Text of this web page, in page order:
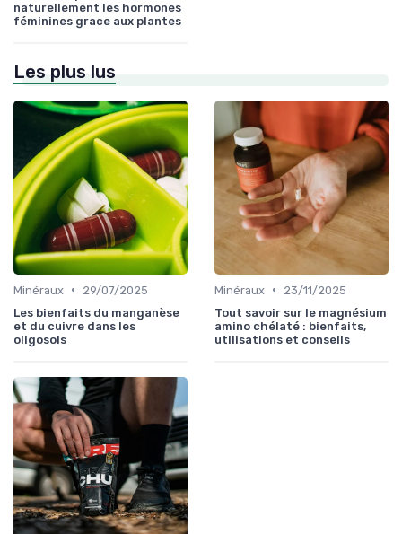
naturellement les hormones
féminines grace aux plantes
Les plus lus
Minéraux •
29/07/2025
Les bienfaits du manganèse
et du cuivre dans les
oligosols
Minéraux •
23/11/2025
Tout savoir sur le magnésium
amino chélaté : bienfaits,
utilisations et conseils